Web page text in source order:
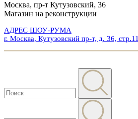
Москва, пр-т Кутузовский, 36
Магазин на реконструкции
АДРЕС ШОУ-РУМА
г. Москва, Кутузовский пр-т, д. 36, стр.11